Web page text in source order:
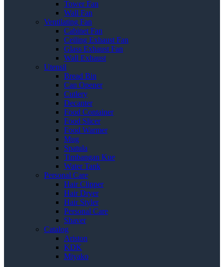
Tower Fan
Wall Fan
Ventilating Fan
Cabinet Fan
Ceiling Exhaust Fan
Glass Exhaust Fan
Wall Exhaust
Utensil
Bread Bin
Can Opener
Cutlery
Decanter
Food Container
Food Slicer
Food Warmer
Mug
Spatula
Timbangan Kue
Water Tank
Personal Care
Hair Clipper
Hair Dryer
Hair Styler
Personal Care
Shaver
Catalog
Ariston
KDK
Miyako